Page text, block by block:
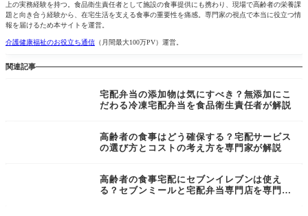
上の実務経験を持つ。食品衛生責任者として施設の食事提供にも携わり、現場で高齢者の栄養課
題と向き合う経験から、在宅生活を支える食事の重要性を痛感。専門家の視点で本当に役立つ情
報を届けるため本サイトを運営。
介護健康福祉のお役立ち通信 （月間最大100万PV）運営。
関連記事
宅配弁当の添加物は気にすべき？無添加にこ
だわる冷凍宅配弁当を食品衛生責任者が解説
高齢者の食事はどう確保する？宅配サービス
の選び方とコストの考え方を専門家が解説
高齢者の食事宅配にセブンイレブンは使え
る？セブンミールと宅配弁当専門店を専門家